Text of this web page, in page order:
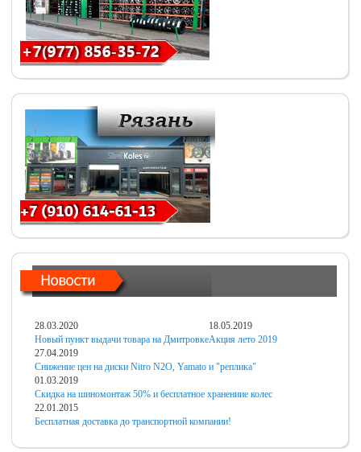
28.03.2020
Новый пункт выдачи товара на Дмитровке
18.05.2019
Акция лето 2019
27.04.2019
Снижение цен на диски Nitro N2O, Yamato и "реплика"
01.03.2019
Скидка на шиномонтаж 50% и бесплатное хранениие колес
22.01.2015
Бесплатная доставка до транспортной компании!